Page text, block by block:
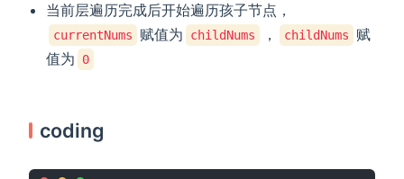
当前层遍历完成后开始遍历孩子节点，
currentNums 赋值为 childNums ， childNums
赋
值为
0
coding